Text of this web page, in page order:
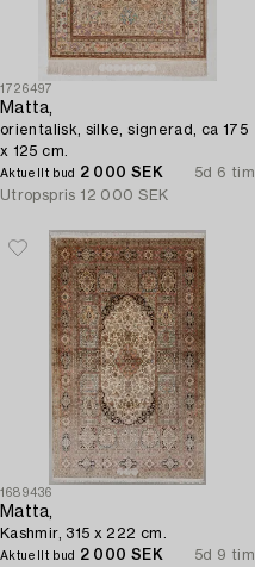
1726497
Matta,
orientalisk, silke, signerad, ca 175
x 125 cm.
Aktuellt bud 2 000 SEK
5d 6 tim
Utropspris 12 000 SEK
1689436
Matta,
Kashmir, 315 x 222 cm.
Aktuellt bud 2 000 SEK
5d 9 tim